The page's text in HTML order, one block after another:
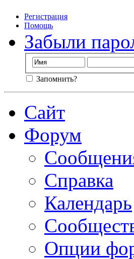
Регистрация
Помощь
Забыли
Запомнить?
Сайт
Форум
Справка
Календарь
Опции